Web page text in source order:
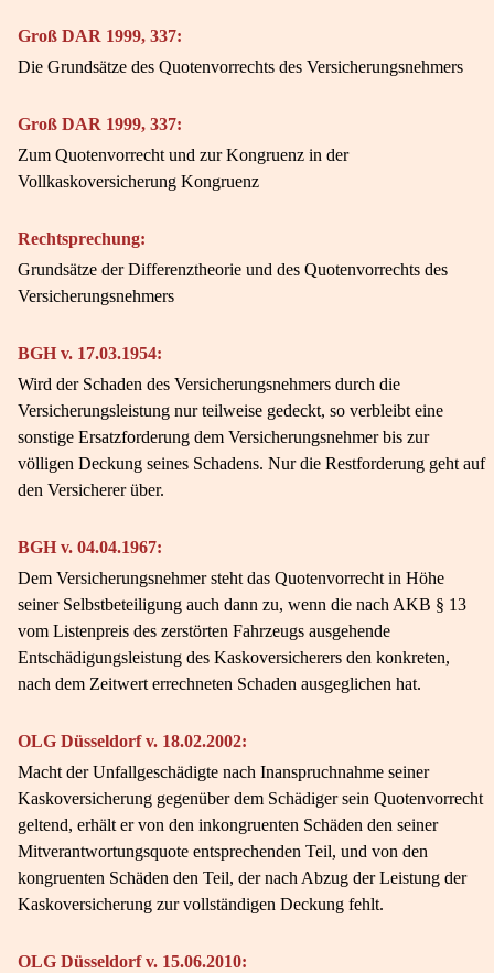
Groß DAR 1999, 337:
Die Grundsätze des Quotenvorrechts des Versicherungsnehmers
Groß DAR 1999, 337:
Zum Quotenvorrecht und zur Kongruenz in der
Vollkaskoversicherung Kongruenz
Rechtsprechung:
Grundsätze der Differenztheorie und des Quotenvorrechts des
Versicherungsnehmers
BGH v. 17.03.1954:
Wird der Schaden des Versicherungsnehmers durch die
Versicherungsleistung nur teilweise gedeckt, so verbleibt eine
sonstige Ersatzforderung dem Versicherungsnehmer bis zur
völligen Deckung seines Schadens. Nur die Restforderung geht auf
den Versicherer über.
BGH v. 04.04.1967:
Dem Versicherungsnehmer steht das Quotenvorrecht in Höhe
seiner Selbstbeteiligung auch dann zu, wenn die nach AKB § 13
vom Listenpreis des zerstörten Fahrzeugs ausgehende
Entschädigungsleistung des Kaskoversicherers den konkreten,
nach dem Zeitwert errechneten Schaden ausgeglichen hat.
OLG Düsseldorf v. 18.02.2002:
Macht der Unfallgeschädigte nach Inanspruchnahme seiner
Kaskoversicherung gegenüber dem Schädiger sein Quotenvorrecht
geltend, erhält er von den inkongruenten Schäden den seiner
Mitverantwortungsquote entsprechenden Teil, und von den
kongruenten Schäden den Teil, der nach Abzug der Leistung der
Kaskoversicherung zur vollständigen Deckung fehlt.
OLG Düsseldorf v. 15.06.2010: